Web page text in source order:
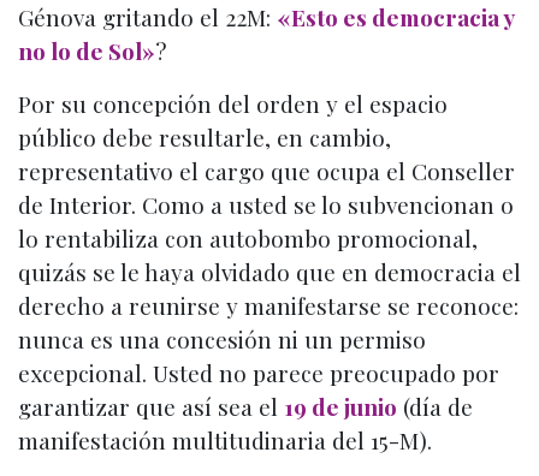
Génova gritando el 22M: «Esto es democracia y
no lo de Sol»?
Por su concepción del orden y el espacio
público debe resultarle, en cambio,
representativo el cargo que ocupa el Conseller
de Interior. Como a usted se lo subvencionan o
lo rentabiliza con autobombo promocional,
quizás se le haya olvidado que en democracia el
derecho a reunirse y manifestarse se reconoce:
nunca es una concesión ni un permiso
excepcional. Usted no parece preocupado por
garantizar que así sea el 19 de junio (día de
manifestación multitudinaria del 15-M).